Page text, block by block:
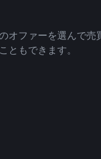
オファーを選んで売
ともできます。